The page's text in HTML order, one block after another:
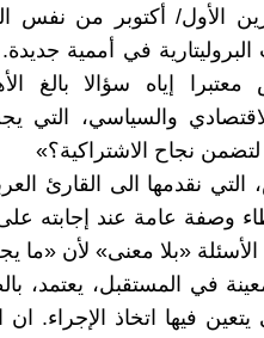
الأول/ أكتوبر من نفس
البروليتارية في أممية
إياه سؤالا بالغ
والسياسي، التي
نجاح الاشتراكية؟»
نقدمها الى القارئ
وصفة عامة عند إجابته
«بلا معنى» لأن «ما
في المستقبل، يعتمد،
يتعين فيها اتخاذ الإجراء.